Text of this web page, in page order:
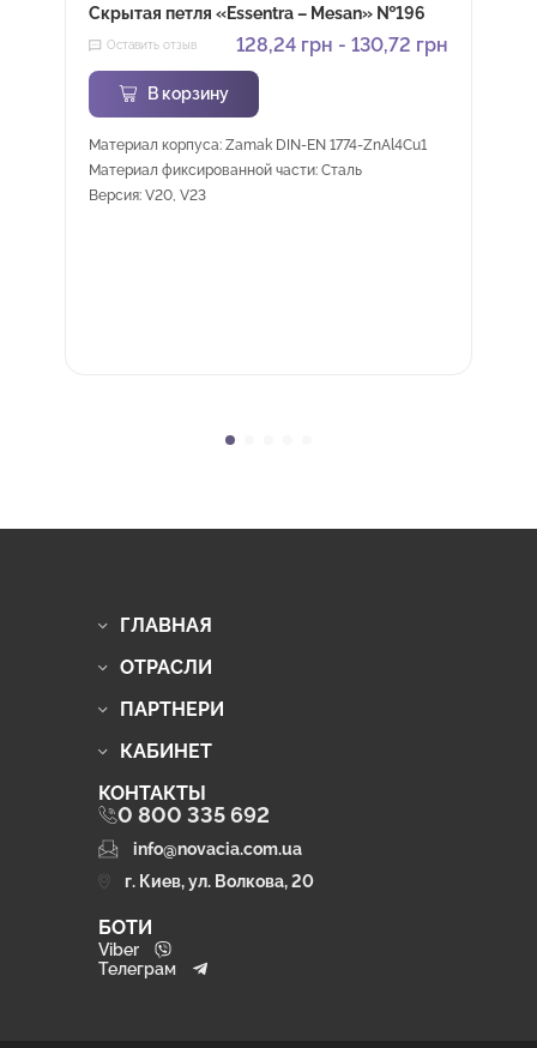
Скрытая петля «Essentra – Mesan» №196
Оставить отзыв 128,24 грн - 130,72 грн
В корзину
Материал корпуса: Zamak DIN-EN 1774-ZnAl4Cu1
Материал фиксированной части: Сталь
Версия: V20, V23
ГЛАВНАЯ
ОТРАСЛИ
ПАРТНЕРИ
КАБИНЕТ
КОНТАКТЫ
0 800 335 692
info@novacia.com.ua
г. Киев, ул. Волкова, 20
БОТИ
Viber
Телеграм